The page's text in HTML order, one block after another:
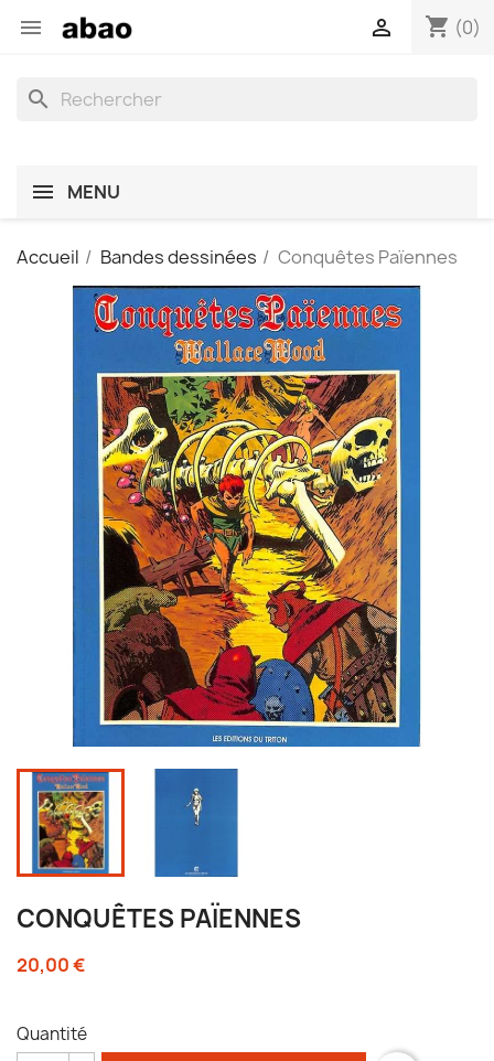
 shopping_cart (0)

search
MENU
Accueil Bandes dessinées Conquêtes Païennes
CONQUÊTES PAÏENNES
20,00 €
Quantité